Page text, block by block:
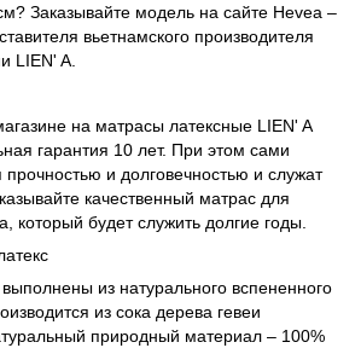
Заказывайте модель на сайте Hevea –
вьетнамского производителя
LIEN' A.
на матрасы латексные LIEN' A
гарантия 10 лет. При этом сами
прочностью и долговечностью и служат
качественный матрас для
который будет служить долгие годы.
из натурального вспененного
из сока дерева гевеи
природный материал – 100%